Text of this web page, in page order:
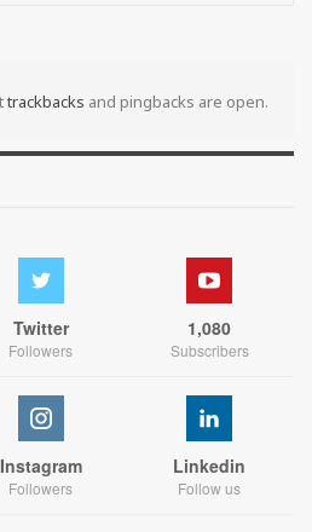
trackbacks and pingbacks are open.
Twitter
Followers
1,080
Subscribers
Instagram
Followers
Linkedin
Follow us